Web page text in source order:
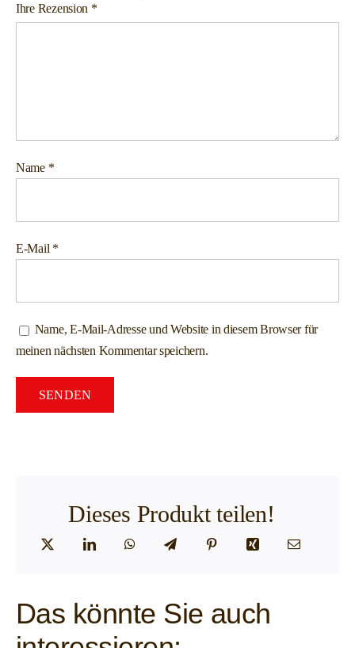
Ihre Rezension *
Name *
E-Mail *
Name, E-Mail-Adresse und Website in diesem Browser für
meinen nächsten Kommentar speichern.
Dieses Produkt teilen!
Das könnte Sie auch